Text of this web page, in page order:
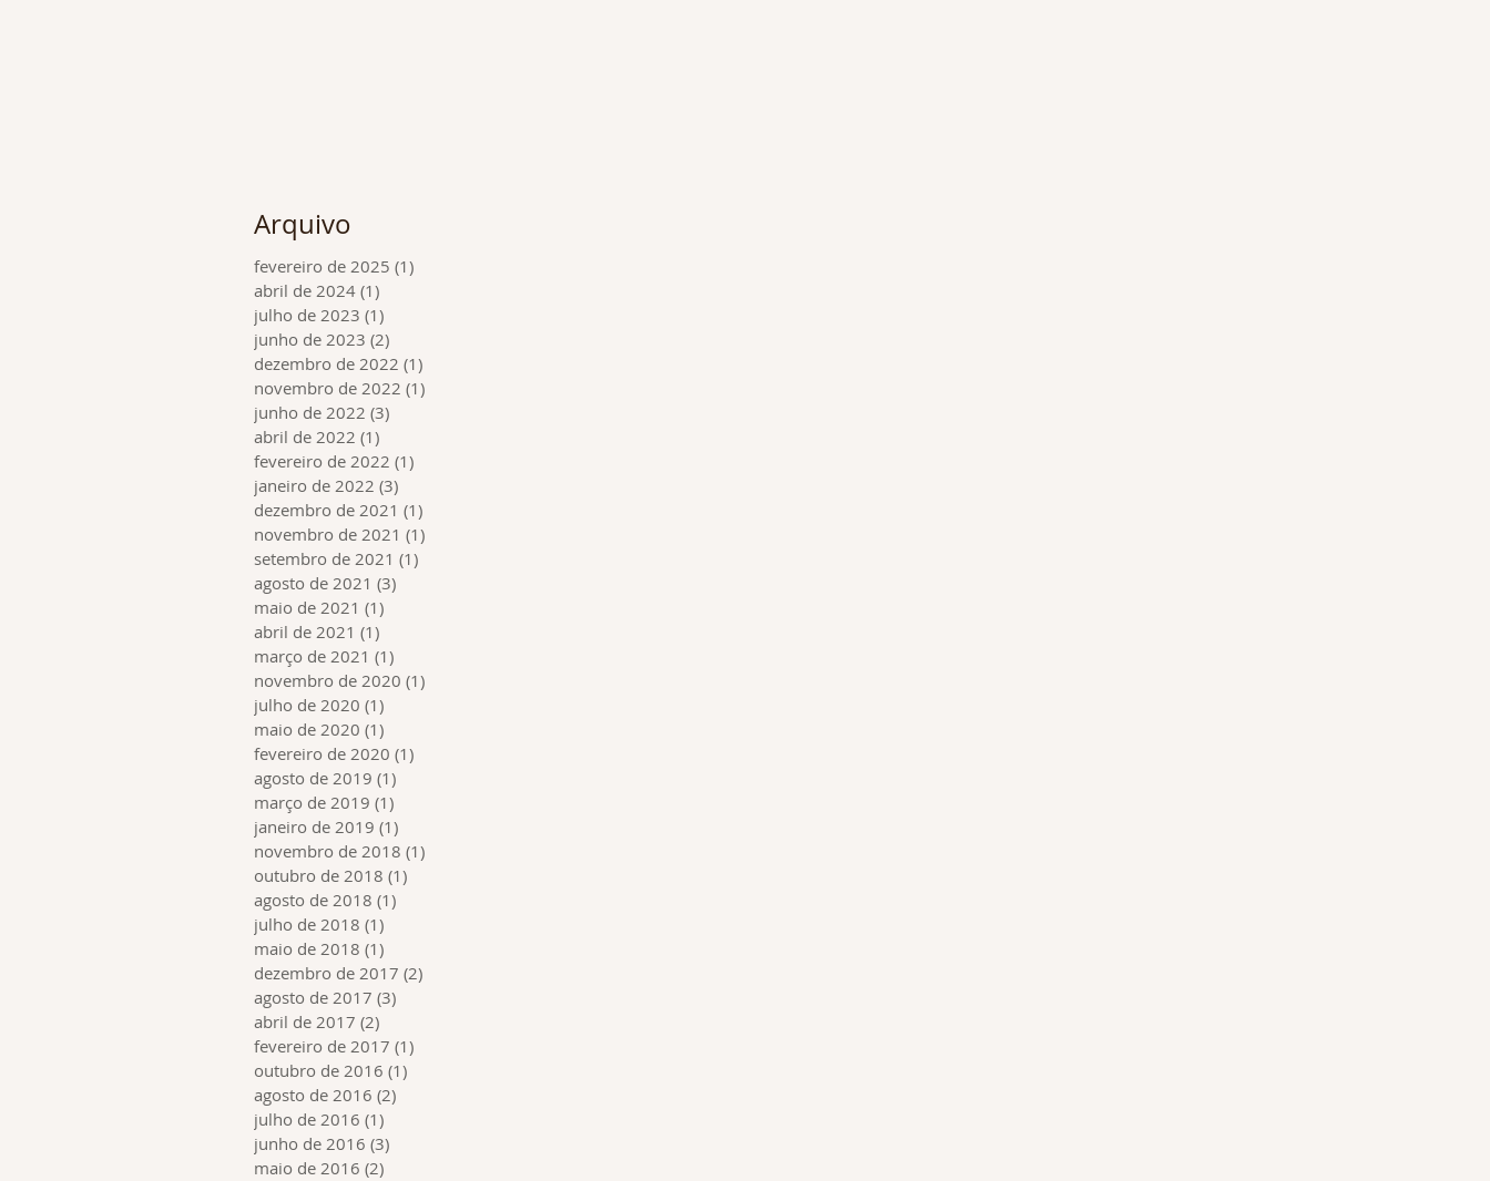
Arquivo
fevereiro de 2025 (1)
abril de 2024 (1)
julho de 2023 (1)
junho de 2023 (2)
dezembro de 2022 (1)
novembro de 2022 (1)
junho de 2022 (3)
abril de 2022 (1)
fevereiro de 2022 (1)
janeiro de 2022 (3)
dezembro de 2021 (1)
novembro de 2021 (1)
setembro de 2021 (1)
agosto de 2021 (3)
maio de 2021 (1)
abril de 2021 (1)
março de 2021 (1)
novembro de 2020 (1)
julho de 2020 (1)
maio de 2020 (1)
fevereiro de 2020 (1)
agosto de 2019 (1)
março de 2019 (1)
janeiro de 2019 (1)
novembro de 2018 (1)
outubro de 2018 (1)
agosto de 2018 (1)
julho de 2018 (1)
maio de 2018 (1)
dezembro de 2017 (2)
agosto de 2017 (3)
abril de 2017 (2)
fevereiro de 2017 (1)
outubro de 2016 (1)
agosto de 2016 (2)
julho de 2016 (1)
junho de 2016 (3)
maio de 2016 (2)